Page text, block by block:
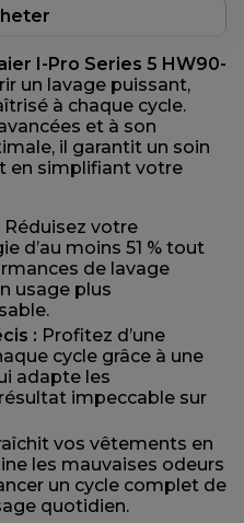
I-Pro Series 5 HW90-
un lavage puissant,
à chaque cycle.
et à son
il garantit un soin
en simplifiant votre
Réduisez votre
d’au moins 51 % tout
de lavage
usage plus
: Profitez d’une
cycle grâce à une
adapte les
impeccable sur
vos vêtements en
les mauvaises odeurs
un cycle complet de
quotidien.